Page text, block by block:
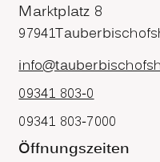
Marktplatz 8
97941
09341 803-0
09341 803-7000
Öffnungszeiten